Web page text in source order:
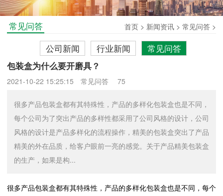
常见问答 首页 > 新闻资讯 > 常见问答 >
公司新闻 行业新闻
常见问答
包装盒为什么要开磨具？
2021-10-22 15:25:15 常见问答 75
很多产品包装盒都有其特殊性，产品的多样化包装盒也是不同，
每个公司为了突出产品的多样性都采用了公司风格的设计，公司
风格的设计是产品多样化的流程操作，精美的包装盒突出了产品
精美的外在品质，给客户眼前一亮的感觉。关于产品精美包装盒
的生产，如果是构...
很多产品包装盒都有其特殊性，产品的多样化包装盒也是不同，每个